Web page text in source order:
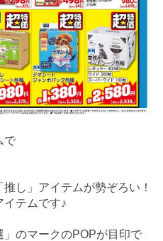
で
し」アイテムが勢ぞろい！
イテムです♪
のマークのPOPが目印で